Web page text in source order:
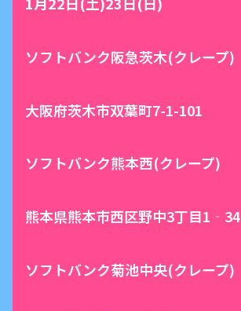
ソフトバンク阪急茨木(クレープ)
大阪府茨木市双葉町7-1-101
ソフトバンク熊本西(クレープ)
熊本県熊本市西区野中3丁目1‐34
ソフトバンク菊池中央(クレープ)